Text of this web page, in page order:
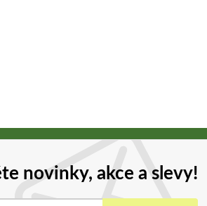
novinky, akce a slevy!